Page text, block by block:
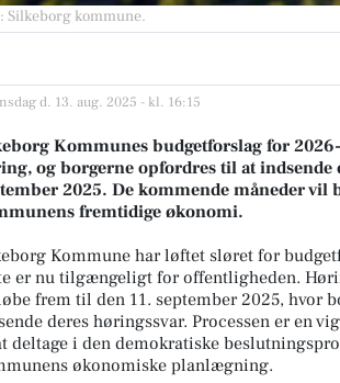
Silkeborg kommune.
d. 13. aug. 2025 - kl. 16:15
Kommunes budgetforslag for
og borgerne opfordres til at indsende
2025. De kommende måneder
fremtidige økonomi.
Kommune har løftet sløret for
er nu tilgængeligt for offentligheden.
frem til den 11. september 2025, hvor
deres høringssvar. Processen er en
deltage i den demokratiske
økonomiske planlægning.